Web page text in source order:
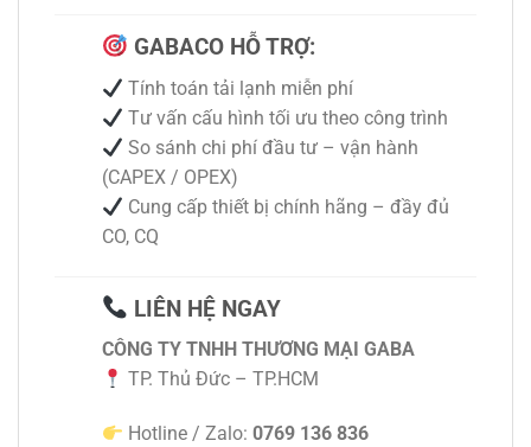
GABACO HỖ TRỢ:
Tính toán tải lạnh miễn phí
Tư vấn cấu hình tối ưu theo công trình
So sánh chi phí đầu tư – vận hành
(CAPEX / OPEX)
Cung cấp thiết bị chính hãng – đầy đủ
CO, CQ
LIÊN HỆ NGAY
CÔNG TY TNHH THƯƠNG MẠI GABA
TP. Thủ Đức – TP.HCM
Hotline / Zalo:0769 136 836